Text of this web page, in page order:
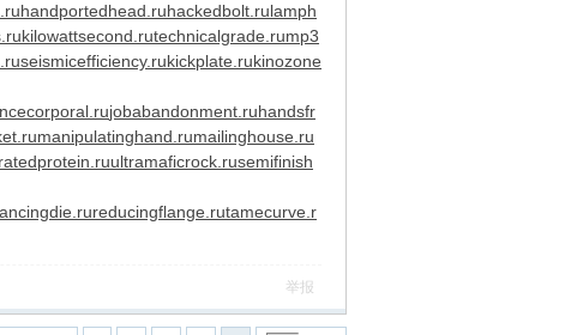
handportedhead.ruhackedbolt.rulamph
kilowattsecond.rutechnicalgrade.rump3
seismicefficiency.rukickplate.rukinozone
jobabandonment.ruhandsfr
manipulatinghand.rumailinghouse.ru
ultramaficrock.rusemifinish
reducingflange.rutamecurve.r
举报